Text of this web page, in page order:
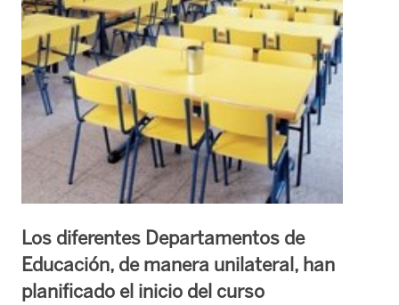
Los diferentes Departamentos de
Educación, de manera unilateral, han
planificado el inicio del curso